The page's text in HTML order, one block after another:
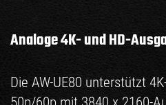
Analoge 4K- und HD-
Die AW-UE80 unterstützt